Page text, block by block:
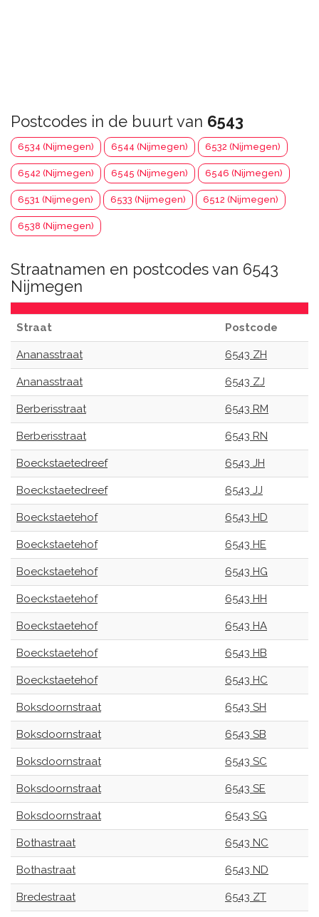
Postcodes in de buurt van 6543
6534 (Nijmegen) 6544 (Nijmegen) 6532 (Nijmegen)
6542 (Nijmegen) 6545 (Nijmegen) 6546 (Nijmegen)
6531 (Nijmegen) 6533 (Nijmegen) 6512 (Nijmegen)
6538 (Nijmegen)
Straatnamen en postcodes van 6543
Nijmegen
Straat Postcode
Ananasstraat 6543 ZH
Ananasstraat 6543 ZJ
Berberisstraat 6543 RM
Berberisstraat 6543 RN
Boeckstaetedreef 6543 JH
Boeckstaetedreef 6543 JJ
Boeckstaetehof 6543 HD
Boeckstaetehof 6543 HE
Boeckstaetehof 6543 HG
Boeckstaetehof 6543 HH
Boeckstaetehof 6543 HA
Boeckstaetehof 6543 HB
Boeckstaetehof 6543 HC
Boksdoornstraat 6543 SH
Boksdoornstraat 6543 SB
Boksdoornstraat 6543 SC
Boksdoornstraat 6543 SE
Boksdoornstraat 6543 SG
Bothastraat 6543 NC
Bothastraat 6543 ND
Bredestraat 6543 ZT